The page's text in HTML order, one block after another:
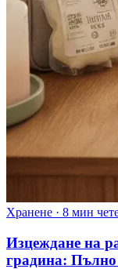
Хранене · 8 мин
Изцеждане на
градина: Пълно